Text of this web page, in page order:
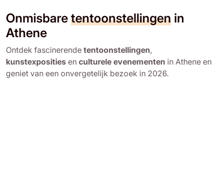
Onmisbare tentoonstellingen in
Athene
Ontdek fascinerende tentoonstellingen,
kunstexposities en culturele evenementen in Athene en
geniet van een onvergetelijk bezoek in 2026.